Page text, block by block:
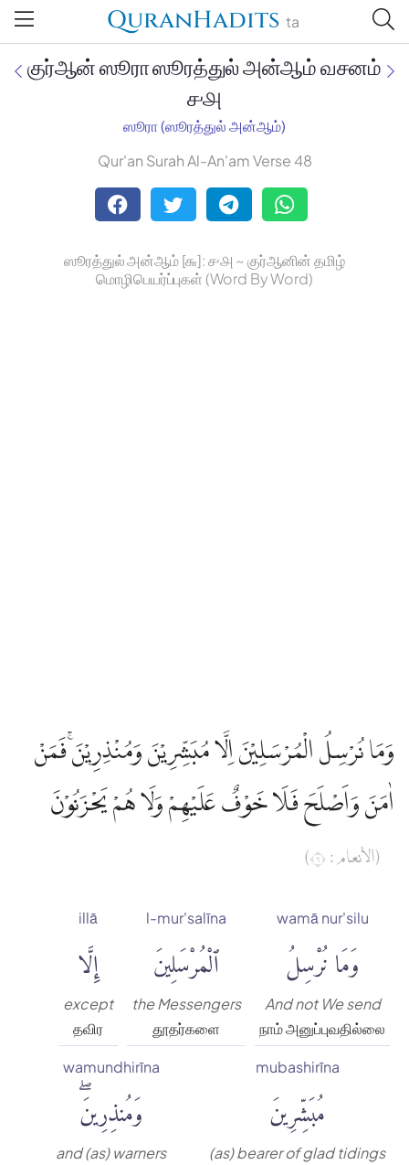
QuranHadits ta
Jan Trust Foundation
Mufti Omar Sheriff Qasimi,
குர்ஆன் ஸூரா ஸூரத்துல் அன்ஆம் வசனம்
௪௮
ஸூரா (ஸூரத்துல் அன்ஆம்)
Qur'an Surah Al-An'am Verse 48
ஸூரத்துல் அன்ஆம் [௬]: ௪௮ ~ குர்ஆனின் தமிழ்
மொழிபெயர்ப்புகள் (Word By Word)
وَمَا نُرْسِلُ الْمُرْسَلِيْنَ اِلَّا مُبَشِّرِيْنَ وَمُنْذِرِيْنَۚ فَمَنْ
اٰمَنَ وَاَصْلَحَ فَلَا خَوْفٌ عَلَيْهِمْ وَلَا هُمْ يَحْزَنُوْنَ
(الأنعام : ٦)
wamā nur'silu
وَمَا نُرْسِلُ
And not We send
நாம் அனுப்புவதில்லை
l-mur'salīna
ٱلْمُرْسَلِينَ
the Messengers
தூதர்களை
illā
إِلَّا
except
தவிர
mubashirīna
مُبَشِّرِينَ
(as) bearer of glad tidings
wamundhirīna
وَمُنذِرِينَۖ
and (as) warners